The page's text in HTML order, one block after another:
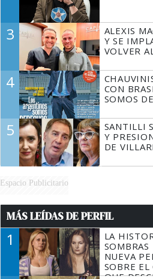
3
ALEXIS
Y SE
VOLVER
4
CON
SOMOS
5
SANTILLI
Y
DE
Espacio Publicitario
MÁS LEÍDAS DE PERFIL
1
LA
NUEVA
SOBRE EL